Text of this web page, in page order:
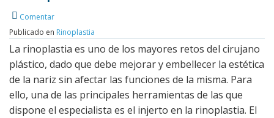
Comentar
Publicado en Rinoplastia
La rinoplastia es uno de los mayores retos del cirujano
plástico, dado que debe mejorar y embellecer la estética
de la nariz sin afectar las funciones de la misma. Para
ello, una de las principales herramientas de las que
dispone el especialista es el injerto en la rinoplastia. El